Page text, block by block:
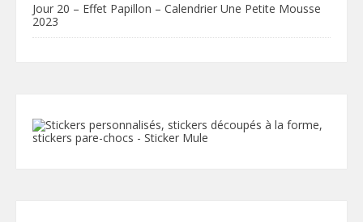
Jour 20 – Effet Papillon – Calendrier Une Petite Mousse
2023